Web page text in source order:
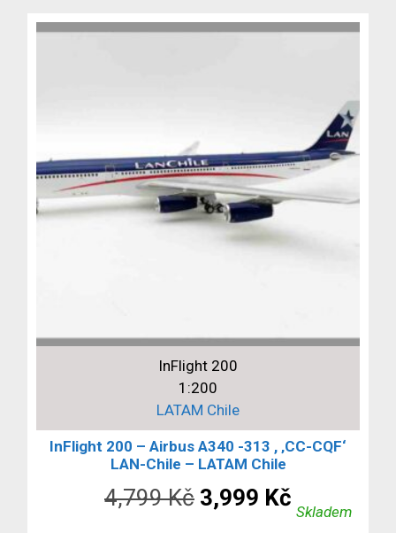
InFlight 200
1:200
LATAM Chile
InFlight 200 – Airbus A340 -313 , ‚CC-CQF‘
LAN-Chile – LATAM Chile
4,799Kč Původní
3,999 Kč
Skladem